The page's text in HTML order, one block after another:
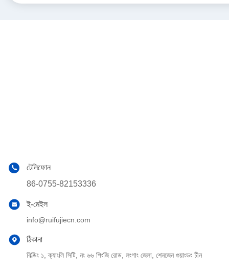
টেলিফোন
86-0755-82153336
ই-মেইল
info@ruifujiecn.com
ঠিকানা
বিল্ডিং ১, ক্যাংলি সিটি, নং ৬৬ পিংজি রোড, লংগাং জেলা, শেনজেন গুয়াংডং চীন